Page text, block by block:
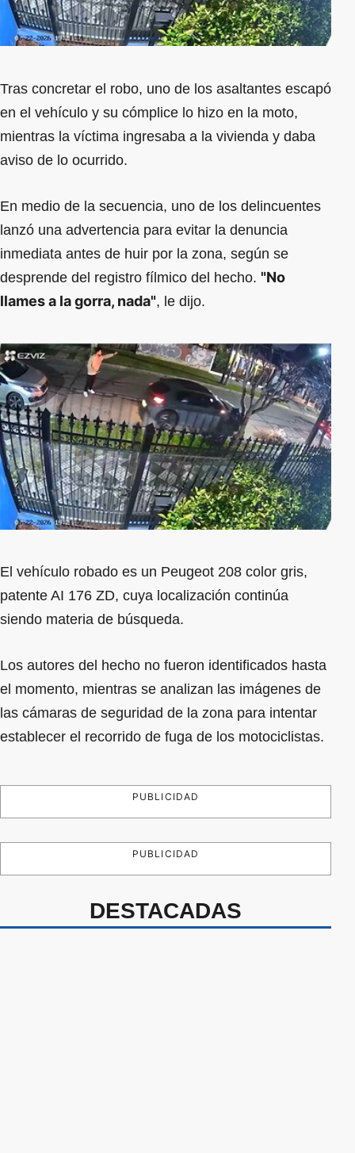
Tras concretar el robo, uno de los asaltantes escapó
en el vehículo y su cómplice lo hizo en la moto,
mientras la víctima ingresaba a la vivienda y daba
aviso de lo ocurrido.
En medio de la secuencia, uno de los delincuentes
lanzó una advertencia para evitar la denuncia
inmediata antes de huir por la zona, según se
desprende del registro fílmico del hecho. "No
llames a la gorra, nada", le dijo.
El vehículo robado es un Peugeot 208 color gris,
patente AI 176 ZD, cuya localización continúa
siendo materia de búsqueda.
Los autores del hecho no fueron identificados hasta
el momento, mientras se analizan las imágenes de
las cámaras de seguridad de la zona para intentar
establecer el recorrido de fuga de los motociclistas.
PUBLICIDAD
PUBLICIDAD
DESTACADAS